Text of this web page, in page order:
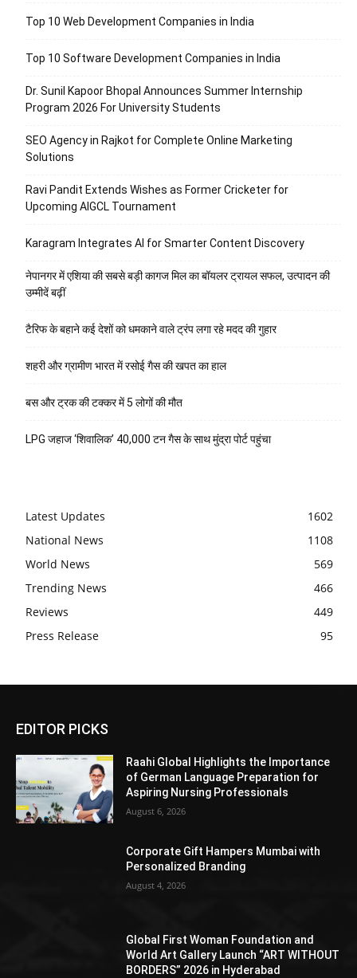
Top 10 Web Development Companies in India
Top 10 Software Development Companies in India
Dr. Sunil Kapoor Bhopal Announces Summer Internship
Program 2026 For University Students
SEO Agency in Rajkot for Complete Online Marketing
Solutions
Ravi Pandit Extends Wishes as Former Cricketer for
Upcoming AIGCL Tournament
Karagram Integrates AI for Smarter Content Discovery
नेपानगर में एशिया की सबसे बड़ी कागज मिल का बॉयलर ट्रायल सफल, उत्पादन की
उम्मीदें बढ़ीं
टैरिफ के बहाने कई देशों को धमकाने वाले ट्रंप लगा रहे मदद की गुहार
शहरी और ग्रामीण भारत में रसोई गैस की खपत का हाल
बस और ट्रक की टक्कर में 5 लोगों की मौत
LPG जहाज ‘शिवालिक’ 40,000 टन गैस के साथ मुंद्रा पोर्ट पहुंचा
Latest Updates
1602
National News
1108
World News
569
Trending News
466
Reviews
449
Press Release
95
EDITOR PICKS
Raahi Global Highlights the Importance
of German Language Preparation for
Aspiring Nursing Professionals
August 6, 2026
Corporate Gift Hampers Mumbai with
Personalized Branding
August 4, 2026
Global First Woman Foundation and
World Art Gallery Launch “ART WITHOUT
BORDERS” 2026 in Hyderabad